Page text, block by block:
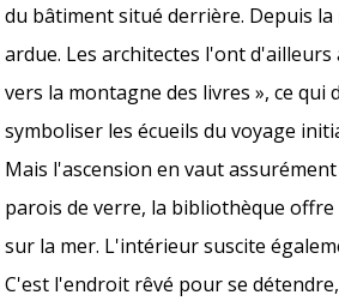
du bâtiment situé derrière. Depuis
ardue. Les architectes l'ont d'ailleurs
vers la montagne des livres », ce qui
symboliser les écueils du voyage
Mais l'ascension en vaut assurément
parois de verre, la bibliothèque offre
sur la mer. L'intérieur suscite
C'est l'endroit rêvé pour se